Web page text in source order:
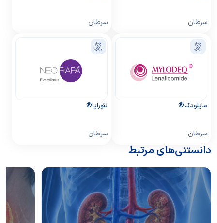
سرطان سرطان
مایلودک®
سرطان
نئوراپا®
سرطان
دانستنی‌های مرتبط